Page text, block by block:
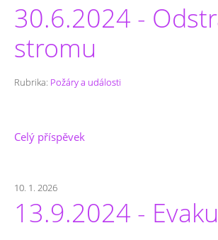
30.6.2024 -
stromu
Rubrika: Požáry a události
Celý příspěvek
10. 1. 2026
13.9.2024 -